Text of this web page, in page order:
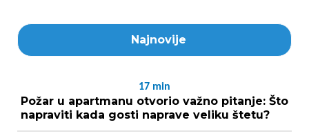
Najnovije
17 min
Požar u apartmanu otvorio važno pitanje: Što
napraviti kada gosti naprave veliku štetu?